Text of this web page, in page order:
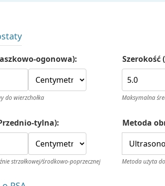
ogonowa):
do wierzchołka
Szerokość
Maksymalna
tylna):
strzałkowej/środkowo-poprzecznej
Metoda
Metoda użyta